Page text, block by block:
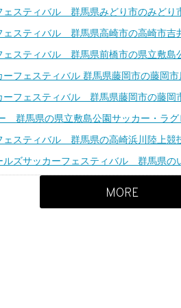
ェスティバル 群馬県みどり市のみどり
ェスティバル 群馬県高崎市の高崎市吉
ェスティバル 群馬県前橋市の県立敷島
フェスティバル 群馬県藤岡市の藤岡
ーフェスティバル 群馬県藤岡市の藤岡
群馬県の県立敷島公園サッカー・ラグ
ェスティバル 群馬県の高崎浜川陸上競
ルズサッカーフェスティバル 群馬県の
MORE